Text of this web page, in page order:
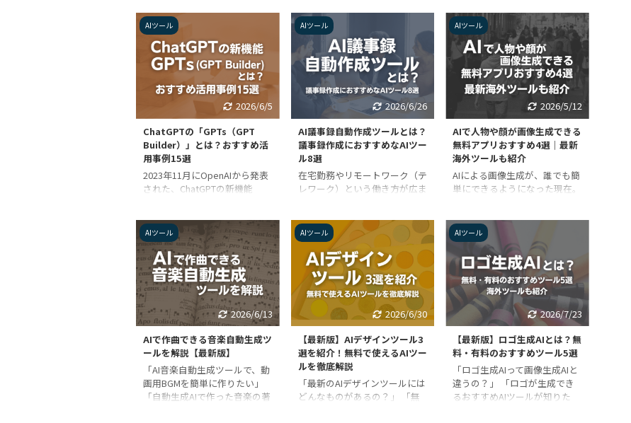
ム）」と検索エンジン
「Google検索」。 スマホやパ
ソコンにインストールされてい
るアプリをそのまま使っていた
ら、勝手に検索候補が出てしま
って困ったという人も多いので
はないでしょうか？ この記事
では「Google Chrome」を利
用している人向けに、Chrome
の予測変換とその削除方法を説
明します。 「Google
Chrome」や「Google検索」が
よく分からないという人にも分
かりやす ...
ンを作成するのが定番です。
しかし、AI生成が身近になった
最近では、AIを利用したスライ
ド作成サービスが続々と登場し
ています。 この記事では、そ
んなAI生成でPPT形式のスライ
ドを作成する方法や作成ツール
を紹介します。 パワポ以外でAI
生成を利用する際の注意点も解
説しているので、ぜひ参考にし
てみてください。 AI生成でPPT
形式のスライド作成するポイン
ト AI生成でPPT形式のスライド
及びプレゼ ...
表して以降、AI動画に興味を持
つ人が今まで以上に増えてきま
した。 なかでも特に注目度が
高いのはテキスト（文章）から
動画が生成できるAIツール。
しかし、「生成AIはいろいろあ
って、よく分からない」という
人も多いのではないでしょう
か？ この記事では、AI動画生
成のおすすめツールとサービス
を紹介します。 AI動画・動画生
成AIに関連したインターネット
炎上についても説明しているの
で、あわせて参 ...
AIツール
2026/6/5
ChatGPTの「GPTs（GPT
Builder）」とは？おすすめ活
用事例15選
2023年11月にOpenAIから発表
された、ChatGPTの新機能
ChatGPTをカスタマイズできる
ようになったことから、SNSで
はさまざまなオリジナルGPTの
紹介が投稿されています。 こ
の記事ではそんなChatGPTの新
しい機能「GPTs」、及び作成
ツール「GPT Builder」につい
て解説します。 GPTs（GPT
Builder）のおすすめ活用事例
もジャンル別に紹介しているの
で、ChatGPTを自分好みにカス
タムしたい方は、ぜ ...
AIツール
2026/6/26
AI議事録自動作成ツールとは？
議事録作成におすすめなAIツー
ル8選
在宅勤務やリモートワーク（テ
レワーク）という働き方が広ま
ます。 それと同時に、テープ
起こしからの議事録作成に業務
が圧迫されているという人も、
意外と多いのではないでしょう
か？ この記事では、そんな人
の業務効率アップを手助けする
「AI議事録自動作成ツール」に
ついて解説します。 おすすめ
のAIツールも紹介しているの
で、Web会議やオンラインミー
ティングが活発な会社に勤めて
いる方は、ぜひ参考にしてみて
ください。 AIによる音声読み
取り＆テキスト化で議事録作 ...
AIツール
2026/5/12
AIで人物や顔が画像生成できる
無料アプリおすすめ4選｜最新
海外ツールも紹介
AIによる画像生成が、誰でも簡
単にできるようになった現在。
す。 そのため、自分の理想の
顔や架空の人物を作成して、イ
ンターネットに投稿している人
も多いのではないでしょうか？
この記事では、AIで人物や顔が
画像生成できる、おすすめの無
料アプリを紹介します。 その
他にも最新の海外ツールを紹介
しているので、最先端の技術を
利用してみたい人は、ぜひ参考
にしてみてください。 AIによ
る画像生成とは？ AIによる画
像生成とは、与えられたデータ
をもとにAIが画像を自動 ...
AIツール
2026/6/13
AIで作曲できる音楽自動生成ツ
ールを解説【最新版】
「AI音楽自動生成ツールで、動
画用BGMを簡単に作りたい」
「自動生成AIで作った音楽の著
AIツール
2026/6/30
【最新版】AIデザインツール3
選を紹介！無料で使えるAIツー
ルを徹底解説
「最新のAIデザインツールには
どんなものがあるの？」 「無
AIツール
2026/7/23
【最新版】ロゴ生成AIとは？無
料・有料のおすすめツール5選
「ロゴ生成AIって画像生成AIと
違うの？」 「ロゴが生成でき
るおすすめAIツールが知りた